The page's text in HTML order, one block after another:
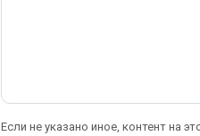
Если не указано иное, контент на